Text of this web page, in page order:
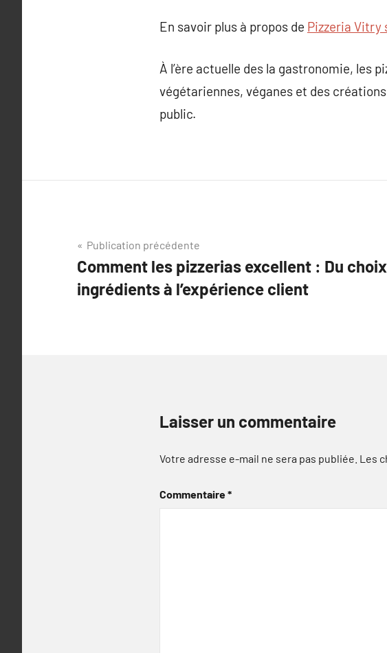
En savoir plus à propos de Pizzeria Vitry
À l’ère actuelle des la gastronomie, les
végétariennes, véganes et des
public.
Navigation
de
l’article
Publication précédente
Comment les pizzerias excellent : Du
ingrédients à l’expérience client
Laisser un commentaire
Votre adresse e-mail ne sera pas publiée. Les
Commentaire*